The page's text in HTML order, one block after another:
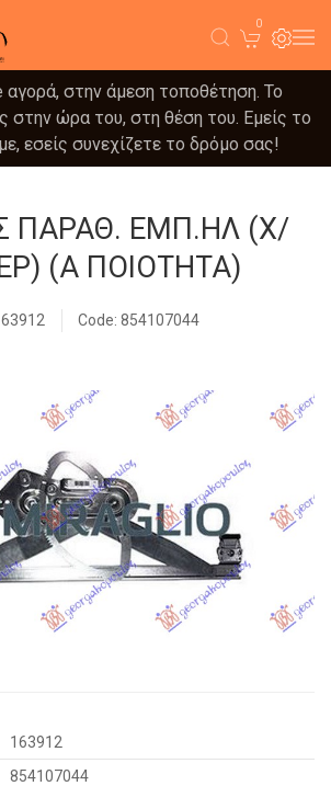
0
αγορά, στην άμεση τοποθέτηση. Το
στην ώρα του, στη θέση του. Εμείς το
εσείς συνεχίζετε το δρόμο σας!
ΠΑΡΑΘ. ΕΜΠ.ΗΛ (Χ/
(Α ΠΟΙΟΤΗΤΑ)
Code: 854107044
163912
854107044